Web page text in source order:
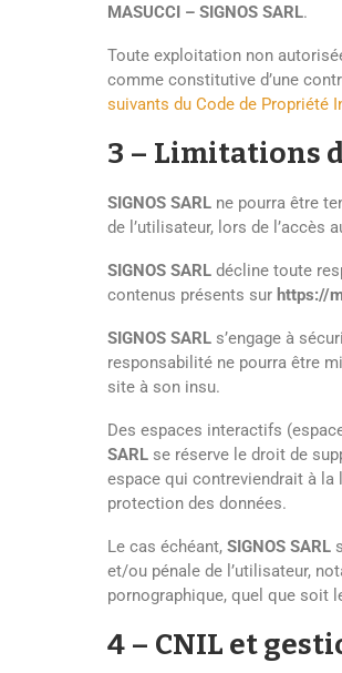
MASUCCI – SIGNOS SARL.
Toute exploitation non
comme constitutive d’une
suivants du Code de Propriété
3 – Limitations
SIGNOS SARL ne pourra être
de l’utilisateur, lors de l’accès
SIGNOS SARL décline toute
contenus présents sur https://
SIGNOS SARL s’engage à
responsabilité ne pourra être
site à son insu.
Des espaces interactifs
SARL se réserve le droit de
espace qui contreviendrait à
protection des données.
Le cas échéant, SIGNOS SARL
et/ou pénale de l’utilisateur,
pornographique, quel que soit
4 – CNIL et